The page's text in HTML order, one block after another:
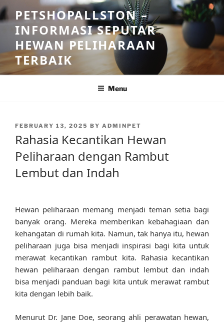
Skip
to
content
PETSHOPALLSTON –
INFORMASI SEPUTAR
HEWAN PELIHARAAN
TERBAIK
Menu
POSTED
FEBRUARY 13, 2025 BY ADMINPET
Rahasia Kecantikan Hewan
Peliharaan dengan Rambut
Lembut dan Indah
Hewan peliharaan memang menjadi teman setia bagi
banyak orang. Mereka memberikan kebahagiaan dan
kehangatan di rumah kita. Namun, tak hanya itu, hewan
peliharaan juga bisa menjadi inspirasi bagi kita untuk
merawat kecantikan rambut kita. Rahasia kecantikan
hewan peliharaan dengan rambut lembut dan indah
bisa menjadi panduan bagi kita untuk merawat rambut
kita dengan lebih baik.
Menurut Dr. Jane Doe, seorang ahli perawatan hewan,